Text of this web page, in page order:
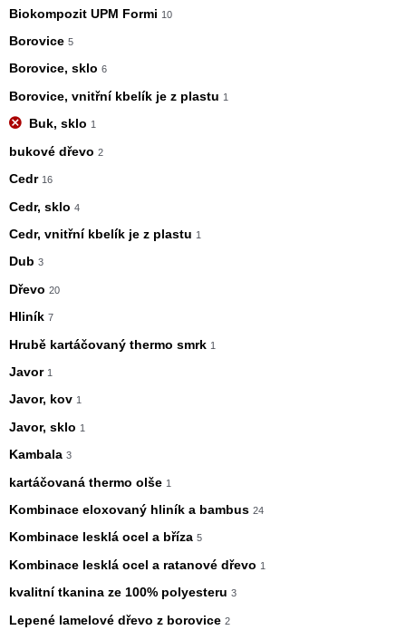
Biokompozit UPM Formi 10
Borovice 5
Borovice, sklo 6
Borovice, vnitřní kbelík je z plastu 1
Buk, sklo 1
bukové dřevo 2
Cedr 16
Cedr, sklo 4
Cedr, vnitřní kbelík je z plastu 1
Dub 3
Dřevo 20
Hliník 7
Hrubě kartáčovaný thermo smrk 1
Javor 1
Javor, kov 1
Javor, sklo 1
Kambala 3
kartáčovaná thermo olše 1
Kombinace eloxovaný hliník a bambus 24
Kombinace lesklá ocel a bříza 5
Kombinace lesklá ocel a ratanové dřevo 1
kvalitní tkanina ze 100% polyesteru 3
Lepené lamelové dřevo z borovice 2